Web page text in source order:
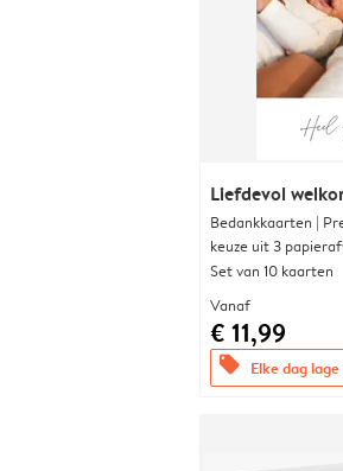
Liefdevol
Bedankkaarten |
keuze uit 3
Set van 10 kaarten
Vanaf
€ 11,99
offers Elke dag